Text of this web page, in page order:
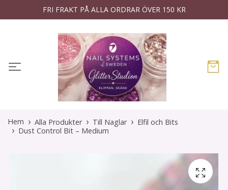
FRI FRAKT PÅ ALLA ORDRAR ÖVER 150 KR
Hem Alla Produkter Till Naglar
Elfil och Bits
Dust Control Bit – Medium